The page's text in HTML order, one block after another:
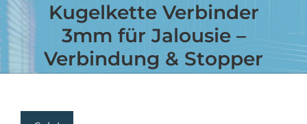
Kugelkette Verbinder
3mm für Jalousie –
Verbindung & Stopper